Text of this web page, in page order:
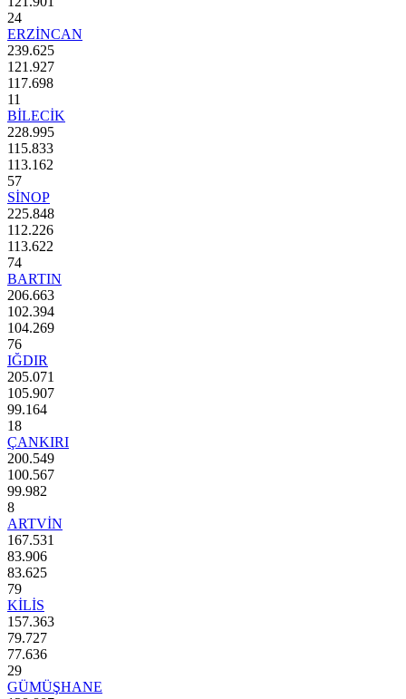
24
ERZİNCAN
239.625
121.927
117.698
11
BİLECİK
228.995
115.833
113.162
57
SİNOP
225.848
112.226
113.622
74
BARTIN
206.663
102.394
104.269
76
IĞDIR
205.071
105.907
99.164
18
ÇANKIRI
200.549
100.567
99.982
8
ARTVİN
167.531
83.906
83.625
79
KİLİS
157.363
79.727
77.636
29
GÜMÜŞHANE